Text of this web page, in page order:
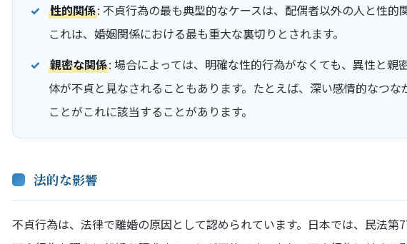
性的関係: 不貞行為の最も典型的なケースは、配偶者以外の人と性的
これは、婚姻関係における最も重大な裏切りとされます。
親密な関係: 場合によっては、明確な性的行為がなくても、異性と親
体が不貞と見なされることもあります。たとえば、深い感情的なつな
ことがこれに該当することがあります。
法的な影響
不貞行為は、法律で離婚の原因として認められています。日本では、民法第